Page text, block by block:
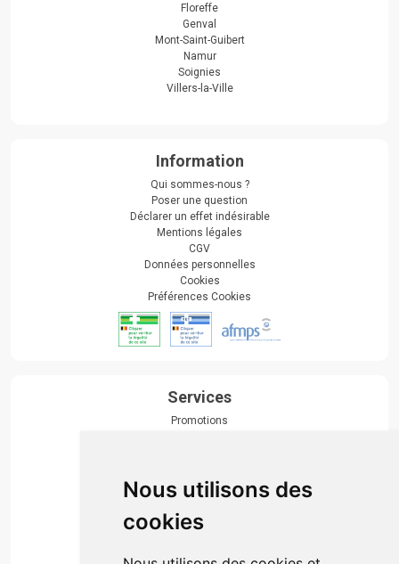
Nous utilisons des
cookies
Floreffe
Genval
Mont-Saint-Guibert
Namur
Soignies
Villers-la-Ville
Information
Qui sommes-nous ?
Poser une question
Déclarer un effet indésirable
Mentions légales
CGV
Données personnelles
Cookies
Préférences Cookies
Services
Promotions
Actualités & conseils
Événements
Marques
Suivez-nous